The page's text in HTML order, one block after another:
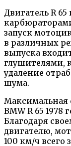
Двигатель R
запуск
в различных
выпуска
глушителями,
удаление
шума.
Максимальная
BMW R 65 1978
Благодаря
двигателю,
100 км/ч всего